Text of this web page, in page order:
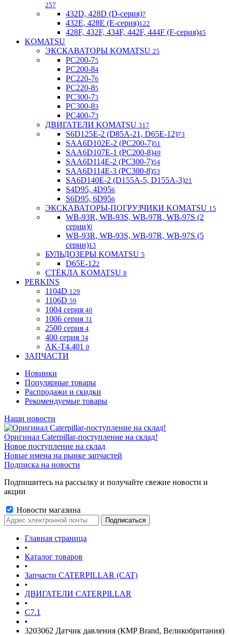
257
432D, 428D (D-серия)7
432E, 428E (E-серия)122
428F, 432F, 434F, 442F, 444F (F-серия)45
KOMATSU
ЭКСКАВАТОРЫ KOMATSU 25
PC200-75
PC200-84
PC220-76
PC220-85
PC300-73
PC300-83
PC400-73
ДВИГАТЕЛИ KOMATSU 317
S6D125E-2 (D85A-21, D65E-12)73
SAA6D102E-2 (PC200-7)51
SAA6D107E-1 (PC200-8)49
SAA6D114E-2 (PC300-7)54
SAA6D114E-3 (PC300-8)53
SA6D140E-2 (D155A-5, D155A-3)21
S4D95, 4D956
S6D95, 6D956
ЭКСКАВАТОРЫ-ПОГРУЗЧИКИ KOMATSU 15
WB-93R, WB-93S, WB-97R, WB-97S (2
серии)0
WB-93R, WB-93S, WB-97R, WB-97S (5
серии)13
БУЛЬДОЗЕРЫ KOMATSU 5
D65E-122
СТЁКЛА KOMATSU 8
PERKINS
1104D 129
1106D 59
1004 серия 40
1006 серия 31
2500 серия 4
400 серия 34
AK-T4.401 0
ЗАПЧАСТИ
Новинки
Популярные товары
Распродажи и скидки
Рекомендуемые товары
Наши новости
Оригинал Caterpillar-поступление на склад!
Новое поступление на склад
Новые имена на рынке запчастей
Подписка на новости
Подпишитесь на рассылку и получайте свежие новости и
акции
Новости магазина
Главная страница
•
Каталог товаров
•
Запчасти CATERPILLAR (CAT)
•
ДВИГАТЕЛИ CATERPILLAR
•
C7.1
•
3203062 Датчик давления (КMP Brand, Великобритания)